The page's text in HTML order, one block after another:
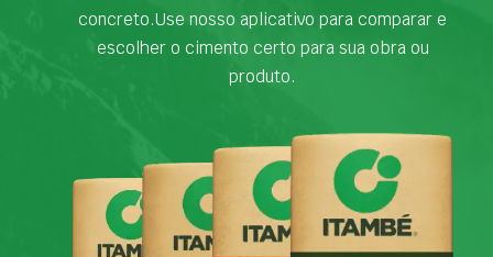
concreto.Use nosso aplicativo para comparar e
escolher o cimento certo para sua obra ou
produto.